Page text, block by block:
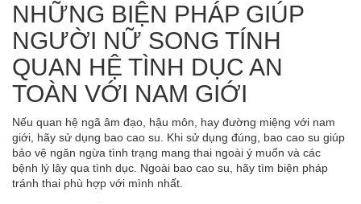
NHỮNG BIỆN PHÁP GIÚP
NGƯỜI NỮ SONG TÍNH
QUAN HỆ TÌNH DỤC AN
TOÀN VỚI NAM GIỚI
Nếu quan hệ ngã âm đạo, hậu môn, hay đường miệng với nam
giới, hãy sử dụng bao cao su. Khi sử dụng đúng, bao cao su giúp
bảo vệ ngăn ngừa tình trạng mang thai ngoài ý muốn và các
bệnh lý lây qua tình dục. Ngoài bao cao su, hãy tìm biện pháp
tránh thai phù hợp với mình nhất.